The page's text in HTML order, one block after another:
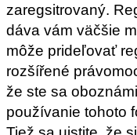
zaregsitrovaný.
dáva vám väčšie
môže prideľovať
rozšířené
že ste sa
používanie tohoto